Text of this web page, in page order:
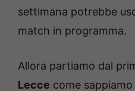
settimana potrebbe
match in programma.
Allora partiamo dal
Lecce come